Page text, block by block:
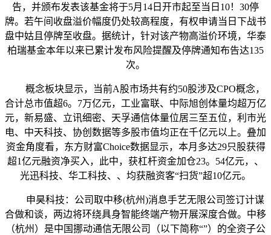
告，并颁布发表该基金将于5月14日开市起至当日10！30停
牌。若午间收盘溢价幅度仍处较高程度，有权申请当日下战书
盘中姑且停牌至收盘。据统计，针对该产物高溢价环境，华泰
柏瑞基金本年以来已累计发布风险提醒及停牌通知布告达135
次。
概念板块显示，当前A股市场共有约50股涉及CPO概念，
合计总市值超6。7万亿元，工业富联、中际旭创体量均超万亿
元，新易盛、立讯细密、天孚通信体量位居三至五位，利市光
电、中天科技、协创数据等多股市值均正在千亿元以上。叠加
资金角度看，东方财富Choice数据显示，本月多达29只股获得
超1亿元融资净买入，此中，获杠杆资金加仓23。54亿元，、
光迅科技、华工科技、、均获融资客“扫货”超10亿元。
申昊科技：公司取中移(杭州)消息手艺无限公司签订计谋
合做和谈，两边将环绕具身智能终端产物开展深度合做。中移
（杭州）是中国挪动通信无限公司（以下简称“”）的全资子公